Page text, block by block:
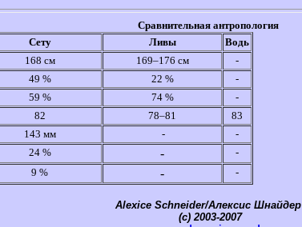
Сравнительная антропология
Сету Ливы
Водь
168 см 169–176 см
-
49 % 22 %
-
59 % 74 %
-
82 78–81
83
143 мм -
-
24 % -
-
9 % - -
Alexice Schneider/Алексис Шнайдер
(c) 2003-2007